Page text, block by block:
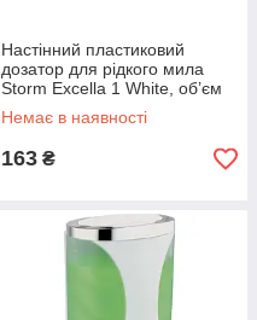
Настінний пластиковий
дозатор для рідкого мила
Storm Excella 1 White, об’єм
0.3 л, кнопковий, білий
(ST0055)
Немає в наявності
163 ₴